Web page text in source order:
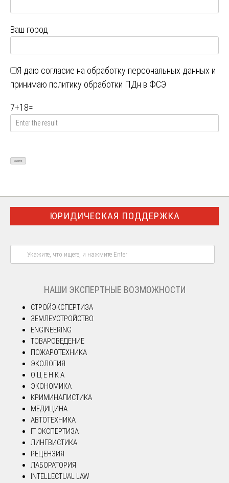
Ваш город
Я даю согласие на обработку персональных данных и
принимаю политику обработки ПДн в ФСЭ
7+18=
ЮРИДИЧЕСКАЯ ПОДДЕРЖКА
НАШИ ЭКСПЕРТНЫЕ ВОЗМОЖНОСТИ
СТРОЙЭКСПЕРТИЗА
ЗЕМЛЕУСТРОЙСТВО
ENGINEERING
ТОВАРОВЕДЕНИЕ
ПОЖАРОТЕХНИКА
ЭКОЛОГИЯ
О Ц Е Н К А
ЭКОНОМИКА
КРИМИНАЛИСТИКА
МЕДИЦИНА
АВТОТЕХНИКА
IT ЭКСПЕРТИЗА
ЛИНГВИСТИКА
РЕЦЕНЗИЯ
ЛАБОРАТОРИЯ
INTELLECTUAL LAW